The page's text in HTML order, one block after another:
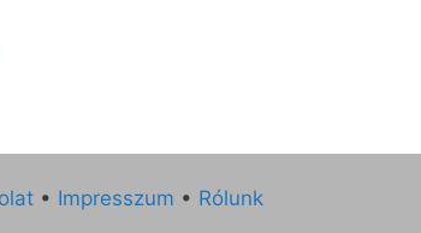
• Impresszum • Rólunk